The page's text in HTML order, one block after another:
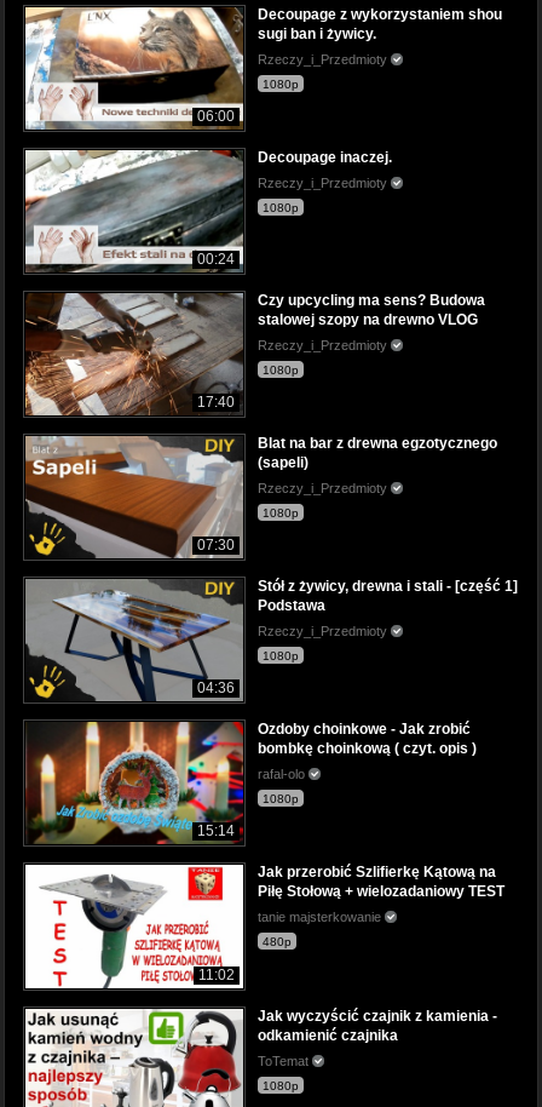
06:00
Decoupage z wykorzystaniem shou
sugi ban i żywicy.
Rzeczy_i_Przedmioty
1080p
00:24
Decoupage inaczej.
Rzeczy_i_Przedmioty
1080p
17:40
Czy upcycling ma sens? Budowa
stalowej szopy na drewno VLOG
Rzeczy_i_Przedmioty
1080p
07:30
Blat na bar z drewna egzotycznego
(sapeli)
Rzeczy_i_Przedmioty
1080p
04:36
Stół z żywicy, drewna i stali - [część 1]
Podstawa
Rzeczy_i_Przedmioty
1080p
15:14
Ozdoby choinkowe - Jak zrobić
bombkę choinkową ( czyt. opis )
rafal-olo
1080p
11:02
Jak przerobić Szlifierkę Kątową na
Piłę Stołową + wielozadaniowy TEST
tanie majsterkowanie
480p
Jak wyczyścić czajnik z kamienia -
odkamienić czajnika
ToTemat
1080p